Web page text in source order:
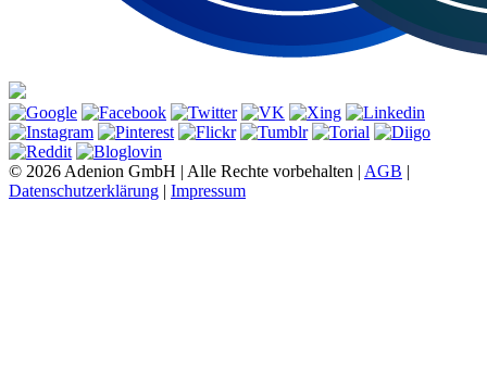
© 2026 Adenion GmbH | Alle Rechte vorbehalten | AGB |
Datenschutzerklärung | Impressum